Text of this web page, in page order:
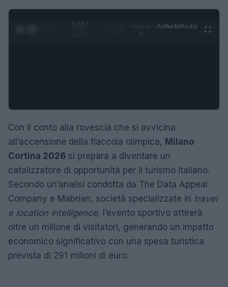
0:29 /
AdhubMedia
Con il conto alla rovescia che si avvicina
all’accensione della fiaccola olimpica, Milano
Cortina 2026 si prepara a diventare un
catalizzatore di opportunità per il turismo italiano.
Secondo un’analisi condotta da The Data Appeal
Company e Mabrian, società specializzate in travel
e location intelligence, l’evento sportivo attirerà
oltre un milione di visitatori, generando un impatto
economico significativo con una spesa turistica
prevista di 291 milioni di euro.